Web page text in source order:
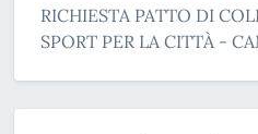
RICHIESTA PATTO DI
SPORT PER LA CITTÀ -